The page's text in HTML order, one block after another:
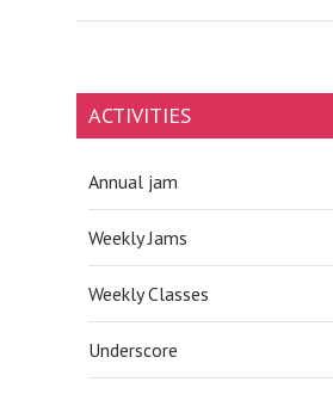
ACTIVITIES
Annual jam
Weekly Jams
Weekly Classes
Underscore